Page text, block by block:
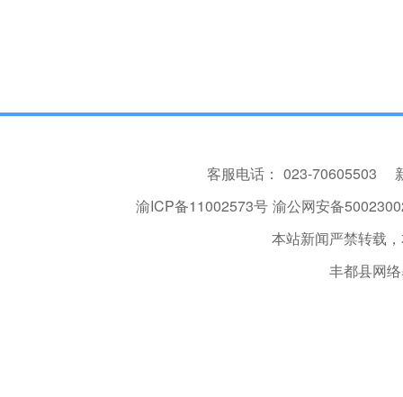
客服电话： 023-70605503
渝ICP备11002573号 渝公网安备
本站新闻严禁转载
丰都县网